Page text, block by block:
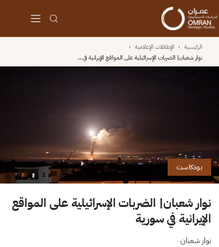
الرئيسية › الإطلالات الإعلامية ›
نوار شعبان| الضربات الإسرائيلية على المواقع الإيرانية في…
بودكاست
نوار شعبان| الضربات الإسرائيلية على المواقع
الإيرانية في سورية
نوار شعبان ·